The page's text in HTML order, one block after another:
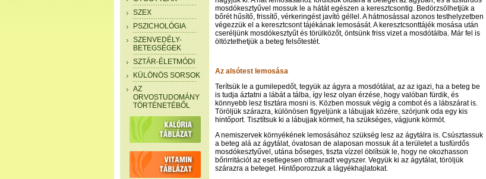
SZEX
PSZICHOLÓGIA
SZENVEDÉLY-
BETEGSÉGEK
SZTÁR-ÉLETMÓDI
KÜLÖNÖS SORSOK
AZ
ORVOSTUDOMÁNY
TÖRTÉNETÉBŐL
mosdókesztyűvel mossuk le a hátát egészen a keresztcsontig. Bedörzsölhetjük a
bőrét hűsítő, frissítő, vérkeringést javító géllel. A hátmosással azonos testhelyzetben
végezzük el a keresztcsont tájékának lemosását. A keresztcsonttájék mosása után
cseréljünk mosdókesztyűt és törülközőt, öntsünk friss vizet a mosdótálba. Már fel is
öltöztethetjük a beteg felsőtestét.
Az alsótest lemosása
Terítsük le a gumilepedőt, tegyük az ágyra a mosdótálat, az az igazi, ha a beteg be
is tudja áztatni a lábát a tálba, így lesz olyan érzése, hogy valóban fürdik, és
könnyebb lesz tisztára mosni is. Közben mossuk végig a combot és a lábszárat is.
Töröljük szárazra, különösen figyeljünk a lábujjak közére, szórjunk oda egy kis
hintőport. Tisztítsuk ki a lábujjak körmeit, ha szükséges, vágjunk körmöt.
A nemiszervek környékének lemosásához szükség lesz az ágytálra is. Csúsztassuk
a beteg alá az ágytálat, óvatosan de alaposan mossuk át a területet a tusfürdős
mosdókesztyűvel, utána bőseges, tiszta vízzel öblítsük le, hogy ne okozhasson
bőrirritációt az esetlegesen ottmaradt vegyszer. Vegyük ki az ágytálat, töröljük
szárazra a beteget. Hintőporozzuk a lágyékhajlatokat.